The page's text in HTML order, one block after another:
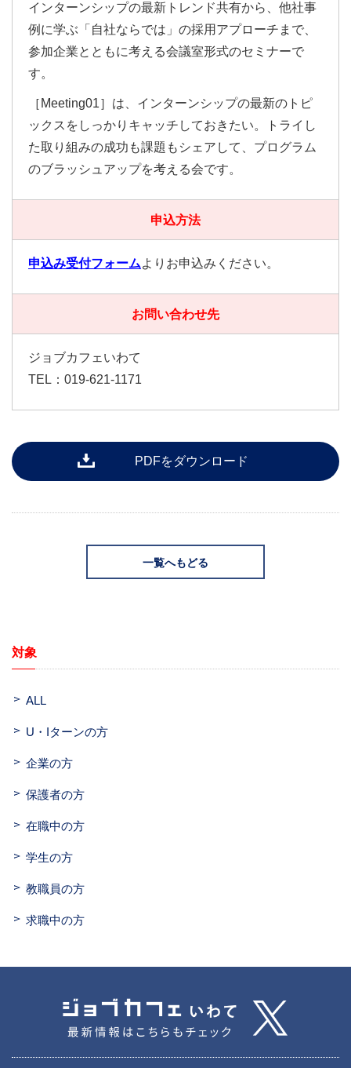
インターンシップの最新トレンド共有から、他社事
例に学ぶ「自社ならでは」の採用アプローチまで、
参加企業とともに考える会議室形式のセミナーで
す。
［Meeting01］は、インターンシップの最新のトピ
ックスをしっかりキャッチしておきたい。トライし
た取り組みの成功も課題もシェアして、プログラム
のブラッシュアップを考える会です。
申込方法
申込み受付フォームよりお申込みください。
お問い合わせ先
ジョブカフェいわて
TEL：019-621-1171
PDFをダウンロード
一覧へもどる
対象
ALL
U・Iターンの方
企業の方
保護者の方
在職中の方
学生の方
教職員の方
求職中の方